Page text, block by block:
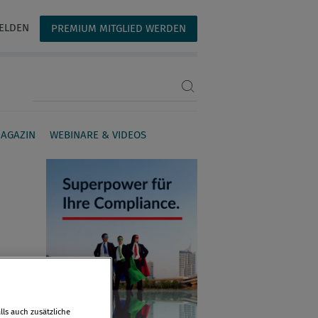
PREMIUM MITGLIED WERDEN
WEBINARE & VIDEOS
auch zusätzliche